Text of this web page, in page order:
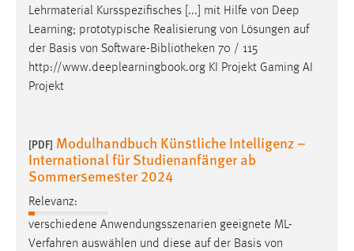
Lehrmaterial Kursspezifisches [...] mit Hilfe von Deep
Learning; prototypische Realisierung von Lösungen auf
der Basis von Software-Bibliotheken 70 / 115
http://www.deeplearningbook.org KI Projekt Gaming AI
Projekt
[PDF] Modulhandbuch Künstliche Intelligenz –
International für Studienanfänger ab
Sommersemester 2024
Relevanz:
verschiedene Anwendungsszenarien geeignete ML-
Verfahren auswählen und diese auf der Basis von